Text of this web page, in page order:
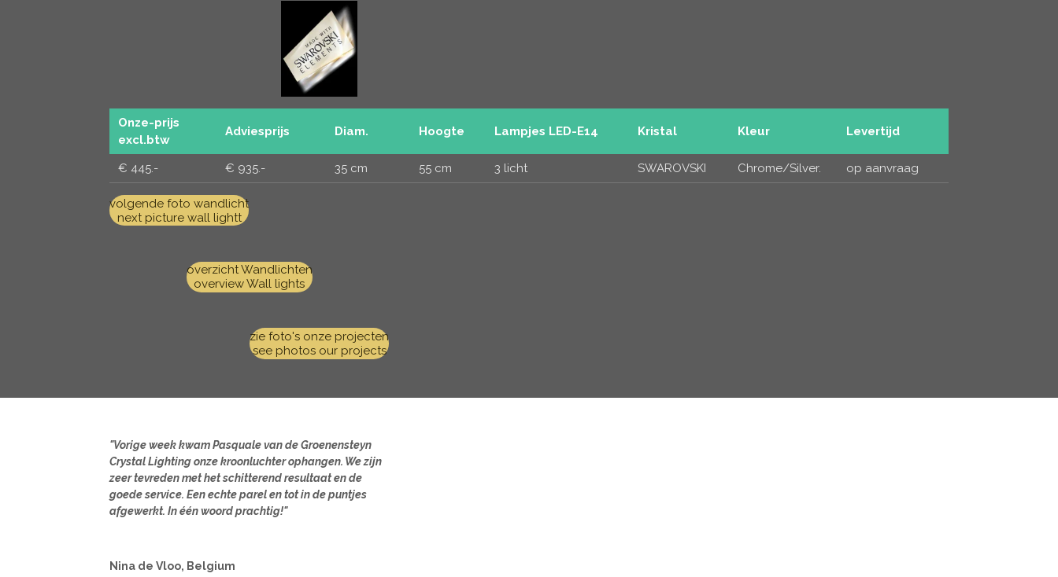
Onze-prijs
excl.btw
Adviesprijs Diam. Hoogte Lampjes LED-E14 Kristal Kleur Levertijd
€ 445.- € 935.- 35 cm 55 cm 3 licht SWAROVSKI Chrome/Silver. op aanvraag
volgende foto wandlicht
next picture wall lightt
overzicht Wandlichten
overview Wall lights
zie foto's onze projecten
see photos our projects
"Vorige week kwam Pasquale van de Groenensteyn
Crystal Lighting onze kroonluchter ophangen. We zijn
zeer tevreden met het schitterend resultaat en de
goede service. Een echte parel en tot in de puntjes
afgewerkt. In één woord prachtig!"
Nina de Vloo, Belgium